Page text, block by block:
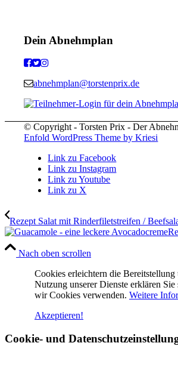
Dein Abnehmplan
abnehmplan@torstenprix.de
© Copyright - Torsten Prix - Der
Enfold WordPress Theme by Kriesi
Link zu Facebook
Link zu Instagram
Link zu Youtube
Link zu X
Rezept Salat mit Rinderfiletstreifen /
Nach oben scrollen
Cookies erleichtern die
Nutzung unserer Dienste erklären Sie
wir Cookies verwenden. Weitere
Akzeptieren!
Cookie- und